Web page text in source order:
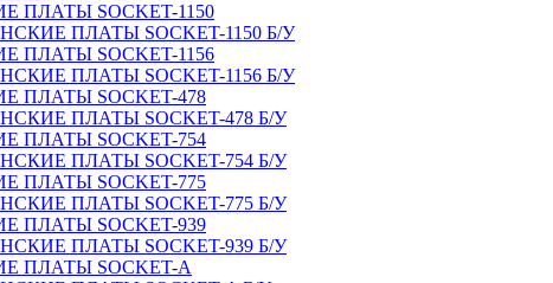
ПЛАТЫ SOCKET-1150
ПЛАТЫ SOCKET-1150 Б/У
ПЛАТЫ SOCKET-1156
ПЛАТЫ SOCKET-1156 Б/У
ПЛАТЫ SOCKET-478
ПЛАТЫ SOCKET-478 Б/У
ПЛАТЫ SOCKET-754
ПЛАТЫ SOCKET-754 Б/У
ПЛАТЫ SOCKET-775
ПЛАТЫ SOCKET-775 Б/У
ПЛАТЫ SOCKET-939
ПЛАТЫ SOCKET-939 Б/У
ПЛАТЫ SOCKET-A